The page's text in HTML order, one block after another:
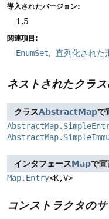
導入されたバージョン:
1.5
関連項目:
EnumSet 直列化された
ネストされたクラ
クラスAbstractMapで
インタフェースMapで
Map.Entry<K,V>
コンストラクタの